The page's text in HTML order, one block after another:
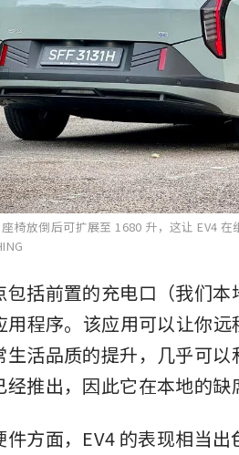
椅放倒后可扩展至 1680 升，这让 EV4
包括前置的充电口（我们
程序。该应用可以让你
生活品质的提升，几乎可
经推出，因此它在本地的
方面，EV4 的表现相当